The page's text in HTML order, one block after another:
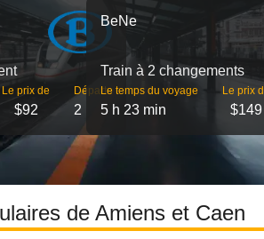
Le prix de
$92
Départs
2
BeNe
Train à 2 changements
Le temps du voyage
5 h 23 min
Le prix
$149
de Amiens et Caen